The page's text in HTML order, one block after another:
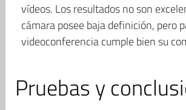
vídeos. Los resultados no son
cámara posee baja definición, pero
videoconferencia cumple bien su
Pruebas y